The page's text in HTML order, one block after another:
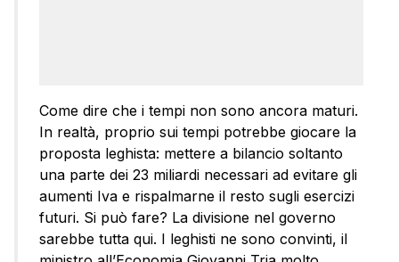
Come dire che i tempi non sono ancora maturi.
In realtà, proprio sui tempi potrebbe giocare la
proposta leghista: mettere a bilancio soltanto
una parte dei 23 miliardi necessari ad evitare gli
aumenti Iva e rispalmarne il resto sugli esercizi
futuri. Si può fare? La divisione nel governo
sarebbe tutta qui. I leghisti ne sono convinti, il